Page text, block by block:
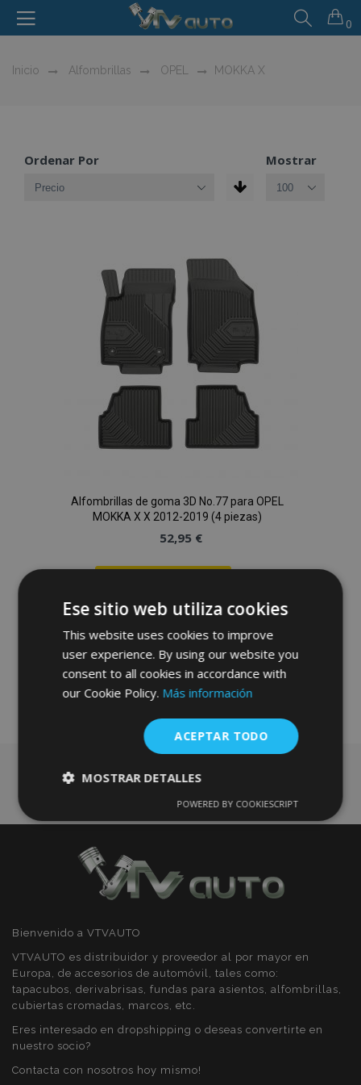
0
Inicio Alfombrillas OPEL MOKKA X
Ordenar Por Mostrar
Alfombrillas de goma 3D No.77 para OPEL
MOKKA X X 2012-2019 (4 piezas)
52,95 €
Añadir
a la
Lista
Deseos
Bienvenido a VTVAUTO
VTVAUTO es distribuidor y proveedor al por mayor en
Europa, de accesorios de automóvil, tales como:
tapacubos, derivabrisas, fundas para asientos, alfombrillas,
cubiertas cromadas, marcos, etc.
Eres interesado en dropshipping o deseas convertirte en
nuestro socio?
Contacta con nosotros hoy mismo!
Ese sitio web utiliza cookies
This website uses cookies to improve
user experience. By using our website you
consent to all cookies in accordance with
our Cookie Policy. Más información
ACEPTAR TODO
MOSTRAR DETALLES
estrictamente
Cookies de
rendimiento
Cookies de
Cookies de
Cookies estrictamente necesarias
Cookies de preferencias
POWERED BY COOKIESCRIPT